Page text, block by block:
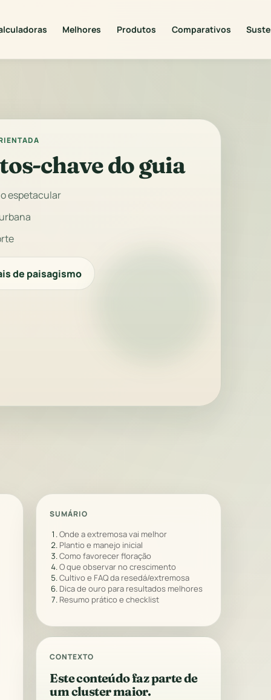
Melhores Produtos Comparativos
chave do guia
espetacular
de paisagismo
SUMÁRIO
Onde a extremosa vai melhor
Plantio e manejo inicial
Como favorecer floração
O que observar no crescimento
Cultivo e FAQ da resedá/extremosa
Dica de ouro para resultados melhores
Resumo prático e checklist
CONTEXTO
Este conteúdo faz parte de
um cluster maior.